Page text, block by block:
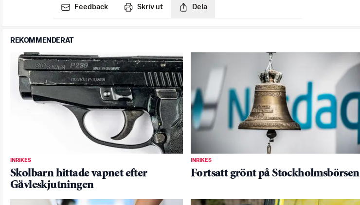
Feedback Skriv ut Dela
REKOMMENDERAT
INRIKES
Skolbarn hittade vapnet efter
Gävleskjutningen
INRIKES
Fortsatt grönt på Stockholmsbörsen